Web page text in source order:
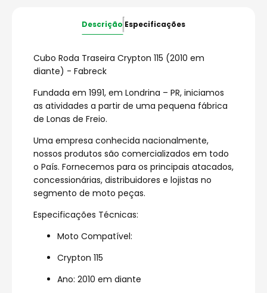
Descrição Especificações
Cubo Roda Traseira Crypton 115 (2010 em
diante) - Fabreck
Fundada em 1991, em Londrina – PR, iniciamos
as atividades a partir de uma pequena fábrica
de Lonas de Freio.
Uma empresa conhecida nacionalmente,
nossos produtos são comercializados em todo
o País. Fornecemos para os principais atacados,
concessionárias, distribuidores e lojistas no
segmento de moto peças.
Especificações Técnicas:
Moto Compatível:
Crypton 115
Ano: 2010 em diante